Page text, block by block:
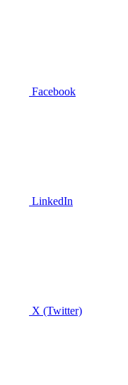
Facebook
LinkedIn
X (Twitter)